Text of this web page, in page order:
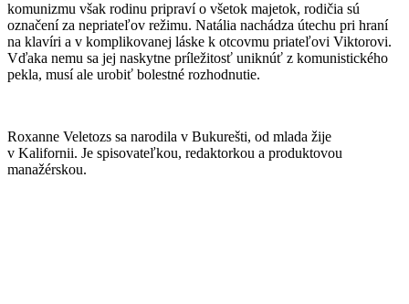
komunizmu však rodinu pripraví o všetok majetok, rodičia sú
označení za nepriateľov režimu. Natália nachádza útechu pri hraní
na klavíri a v komplikovanej láske k otcovmu priateľovi Viktorovi.
Vďaka nemu sa jej naskytne príležitosť uniknúť z komunistického
pekla, musí ale urobiť bolestné rozhodnutie.
Roxanne Veletozs sa narodila v Bukurešti, od mlada žije
v Kalifornii. Je spisovateľkou, redaktorkou a produktovou
manažérskou.